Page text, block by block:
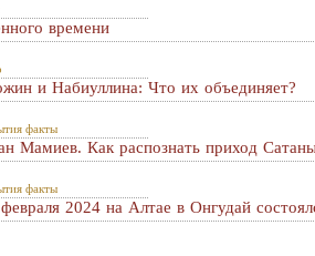
времени
и Набиуллина: Что их объединяет?
факты
Мамиев. Как распознать приход
факты
2024 на Алтае в Онгудай